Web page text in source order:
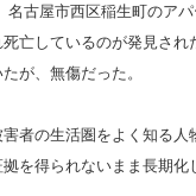
名古屋市西区稲生町のア
亡しているのが発見され
が、無傷だった。
者の生活圏をよく知る人
を得られないまま長期化